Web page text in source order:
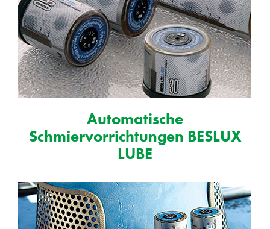
Automatische
Schmiervorrichtungen BESLUX
LUBE